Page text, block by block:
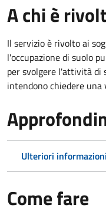
A chi è
Il servizio è rivolto ai
l'occupazione di suolo
per svolgere l'attività di
intendono chiedere una
Ulteriori informazioni
Come fare